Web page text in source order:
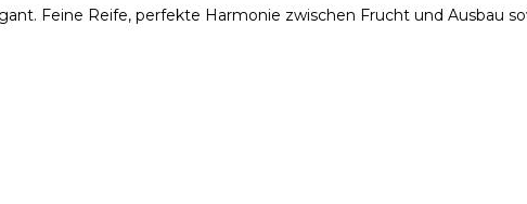
Feine Reife, perfekte Harmonie zwischen Frucht und Ausbau